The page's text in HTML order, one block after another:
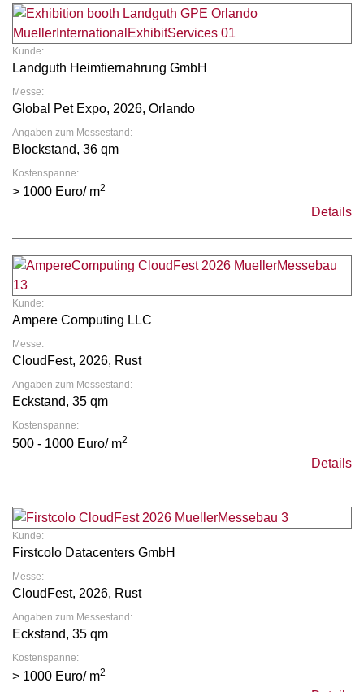
Kunde:
Landguth Heimtiernahrung GmbH
Messe:
Global Pet Expo, 2026, Orlando
Angaben zum Messestand:
Blockstand, 36 qm
Kostenspanne:
> 1000 Euro/ m2
Details
Kunde:
Ampere Computing LLC
Messe:
CloudFest, 2026, Rust
Angaben zum Messestand:
Eckstand, 35 qm
Kostenspanne:
500 - 1000 Euro/ m2
Details
Kunde:
Firstcolo Datacenters GmbH
Messe:
CloudFest, 2026, Rust
Angaben zum Messestand:
Eckstand, 35 qm
Kostenspanne:
> 1000 Euro/ m2